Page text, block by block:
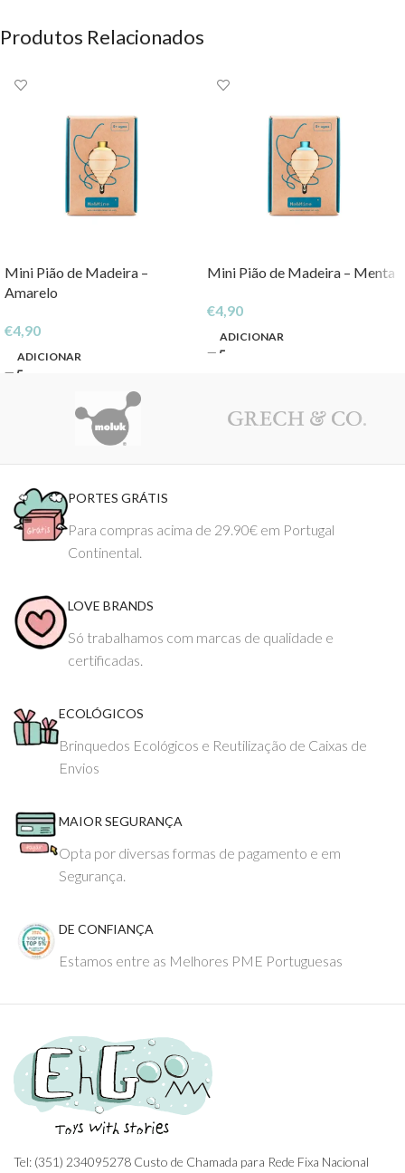
Produtos Relacionados
Mini Pião de Madeira –
Amarelo
€4,90
ADICIONAR
Mini Pião de Madeira – Menta
€4,90
ADICIONAR
PORTES GRÁTIS
Para compras acima de 29.90€ em Portugal
Continental.
LOVE BRANDS
Só trabalhamos com marcas de qualidade e
certificadas.
ECOLÓGICOS
Brinquedos Ecológicos e Reutilização de Caixas de
Envios
MAIOR SEGURANÇA
Opta por diversas formas de pagamento e em
Segurança.
DE CONFIANÇA
Estamos entre as Melhores PME Portuguesas
Tel: (351) 234095278 Custo de Chamada para Rede Fixa Nacional